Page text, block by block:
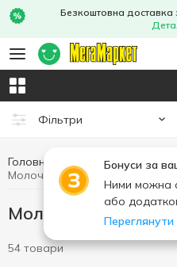
Безкоштовна доставка
Фільтри
Бонуси за
Ними можна
або
Переглянути
Головна
Молочна
54 товари